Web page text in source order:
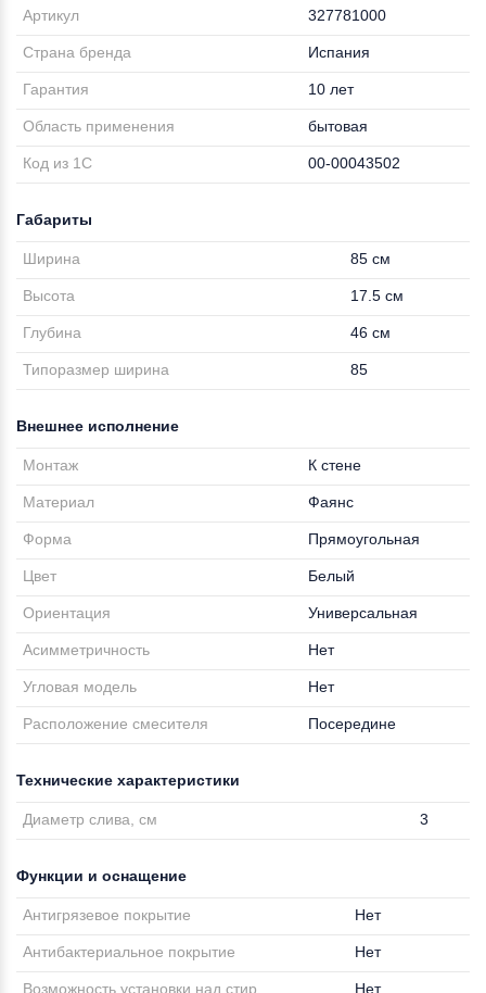
Артикул 327781000
Страна бренда Испания
Гарантия 10 лет
Область применения бытовая
Код из 1С 00-00043502
Габариты
Ширина 85 см
Высота 17.5 см
Глубина 46 см
Типоразмер ширина 85
Внешнее исполнение
Монтаж К стене
Материал Фаянс
Форма Прямоугольная
Цвет Белый
Ориентация Универсальная
Асимметричность Нет
Угловая модель Нет
Расположение смесителя Посередине
Технические характеристики
Диаметр слива, см 3
Функции и оснащение
Антигрязевое покрытие Нет
Антибактериальное покрытие Нет
Возможность установки над стир.
Нет